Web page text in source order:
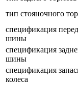
тип стояночного
спецификация
шины
спецификация
шины
спецификация
колеса